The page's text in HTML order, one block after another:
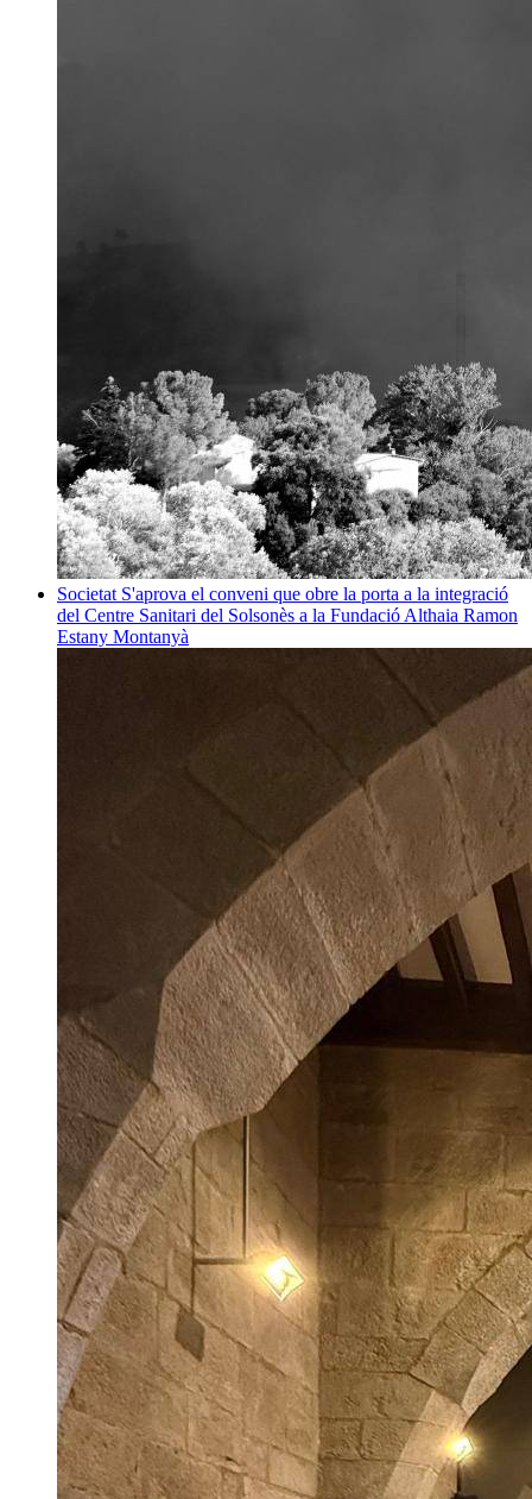
Societat S'aprova el conveni que obre la porta a la integració
del Centre Sanitari del Solsonès a la Fundació Althaia Ramon
Estany Montanyà